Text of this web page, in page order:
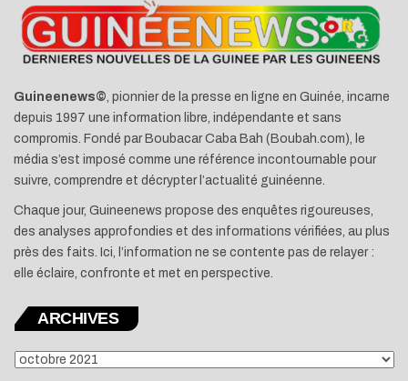
Guineenews©, pionnier de la presse en ligne en Guinée, incarne
depuis 1997 une information libre, indépendante et sans
compromis. Fondé par Boubacar Caba Bah (Boubah.com), le
média s’est imposé comme une référence incontournable pour
suivre, comprendre et décrypter l’actualité guinéenne.
Chaque jour, Guineenews propose des enquêtes rigoureuses,
des analyses approfondies et des informations vérifiées, au plus
près des faits. Ici, l’information ne se contente pas de relayer :
elle éclaire, confronte et met en perspective.
ARCHIVES
ARCHIVES